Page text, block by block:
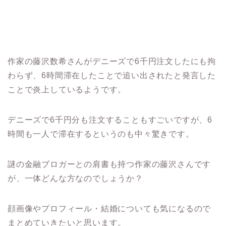
作家の藤沢数希さんがデニーズで6千円注文したにも拘
わらず、6時間滞在したことで追い出されたと発言した
ことで炎上しているようです。
デニーズで6千円分も注文することもすごいですが、6
時間も一人で滞在するというのも中々驚きです。
謎の金融ブロガーとの肩書も持つ作家の藤沢さんです
が、一体どんな方なのでしょうか？
顔画像やプロフィール・結婚についても気になるので
まとめていきたいと思います。